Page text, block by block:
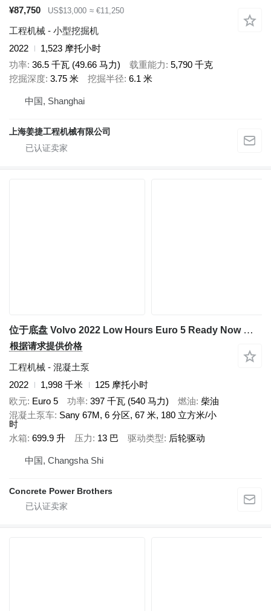
¥87,750
US$13,000 ≈ €11,250
工程机械 - 小型挖掘机
2022
1,523 摩托小时
功率 36.5 千瓦 (49.66 马力) 载重能力 5,790 千克
挖掘深度 3.75 米 挖掘半径 6.1 米
中国, Shanghai
上海姜捷工程机械有限公司
位于底盘 Volvo 2022 Low Hours Euro 5 Ready Now 的 Sany 67M
根据请求提供价格
工程机械 - 混凝土泵
2022
1,998 千米
125 摩托小时
欧元 Euro 5 功率 397 千瓦 (540 马力) 燃油 柴油
混凝土泵车 Sany 67M, 6 分区, 67 米, 180 立方米/小
时
水箱 699.9 升 压力 13 巴 驱动类型 后轮驱动
中国, Changsha Shi
Concrete Power Brothers